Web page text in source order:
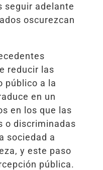
seguir adelante
oscurezcan
reducir las
público a la
en un
en los que las
o discriminadas
sociedad a
y este paso
pública.